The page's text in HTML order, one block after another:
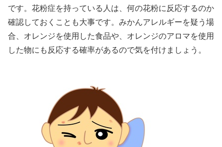
です。花粉症を持っている人は、何の花粉に反応するのか
確認しておくことも大事です。みかんアレルギーを疑う場
合、オレンジを使用した食品や、オレンジのアロマを使用
した物にも反応する確率があるので気を付けましょう。